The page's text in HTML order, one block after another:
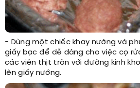
- Dùng một chiếc khay nướng và
giấy bạc để dễ dàng cho việc cọ
các viên thịt tròn với đường kính
lên giấy nướng.